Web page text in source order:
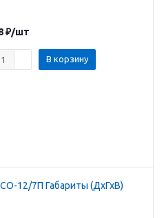
₽/шт
В корзину
12/7П Габариты (ДхГхВ)